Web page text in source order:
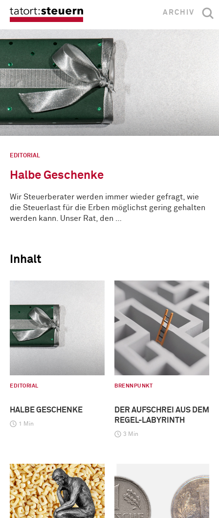
ARCHIV
EDITORIAL
Halbe Geschenke
Wir Steuerberater werden immer wieder gefragt, wie
die Steuerlast für die Erben möglichst gering gehalten
werden kann. Unser Rat, den …
Inhalt
EDITORIAL
HALBE GESCHENKE
1 Min
BRENNPUNKT
DER AUFSCHREI AUS DEM
REGEL-LABYRINTH
3 Min